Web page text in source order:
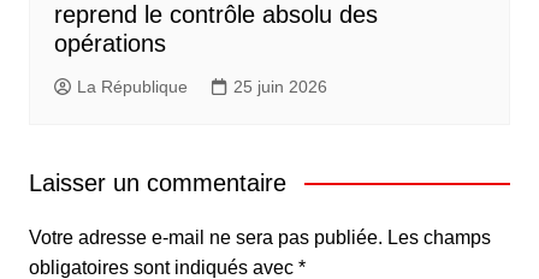
reprend le contrôle absolu des
opérations
La République 25 juin 2026
Laisser un commentaire
Votre adresse e-mail ne sera pas publiée. Les champs
obligatoires sont indiqués avec *